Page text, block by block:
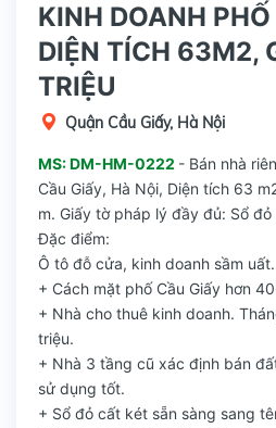
KINH DOANH
DIỆN TÍCH 63M2,
TRIỆU
Quận Cầu Giấy, Hà Nội
MS: DM-HM-0222 - Bán nhà
Cầu Giấy, Hà Nội, Diện tích 63
m. Giấy tờ pháp lý đầy đủ: Sổ đỏ
Đặc điểm:
Ô tô đỗ cửa, kinh doanh sầm uất.
+ Cách mặt phố Cầu Giấy hơn
+ Nhà cho thuê kinh doanh.
triệu.
+ Nhà 3 tầng cũ xác định bán
sử dụng tốt.
+ Sổ đỏ cất két sẵn sàng sang